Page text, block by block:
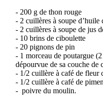
- 200 g de thon rouge
- 2 cuillères à soupe d’huile
- 2 cuillères à soupe de jus
- 10 brins de ciboulette
- 20 pignons de pin
- 1 morceau de poutargue
dépourvue de sa couche de
- 1/2 cuillère à café de fleur
- 1/2 cuillère à café de
- poivre du moulin.